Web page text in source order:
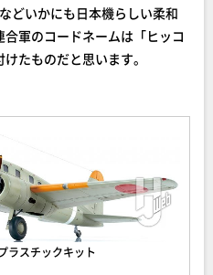
どいかにも日本機らしい柔和
軍のコードネームは「ヒッコ
たものだと思います。
ラスチックキット